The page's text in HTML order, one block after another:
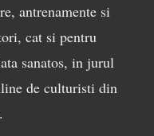
antrenamente si
cat si pentru
sanatos, in jurul
de culturisti din